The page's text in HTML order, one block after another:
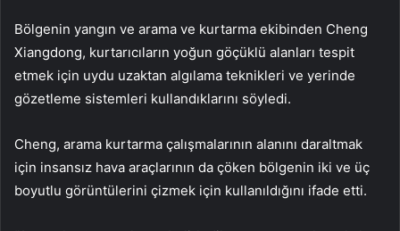
Bölgenin yangın ve arama ve kurtarma ekibinden Cheng
Xiangdong, kurtarıcıların yoğun göçüklü alanları tespit
etmek için uydu uzaktan algılama teknikleri ve yerinde
gözetleme sistemleri kullandıklarını söyledi.
Cheng, arama kurtarma çalışmalarının alanını daraltmak
için insansız hava araçlarının da çöken bölgenin iki ve üç
boyutlu görüntülerini çizmek için kullanıldığını ifade etti.